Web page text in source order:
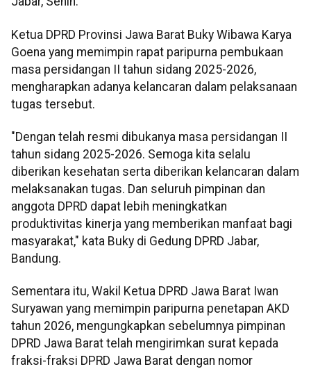
Ketua DPRD Provinsi Jawa Barat Buky Wibawa Karya
Goena yang memimpin rapat paripurna pembukaan
masa persidangan II tahun sidang 2025-2026,
mengharapkan adanya kelancaran dalam pelaksanaan
tugas tersebut.
"Dengan telah resmi dibukanya masa persidangan II
tahun sidang 2025-2026. Semoga kita selalu
diberikan kesehatan serta diberikan kelancaran dalam
melaksanakan tugas. Dan seluruh pimpinan dan
anggota DPRD dapat lebih meningkatkan
produktivitas kinerja yang memberikan manfaat bagi
masyarakat," kata Buky di Gedung DPRD Jabar,
Bandung.
Sementara itu, Wakil Ketua DPRD Jawa Barat Iwan
Suryawan yang memimpin paripurna penetapan AKD
tahun 2026, mengungkapkan sebelumnya pimpinan
DPRD Jawa Barat telah mengirimkan surat kepada
fraksi-fraksi DPRD Jawa Barat dengan nomor